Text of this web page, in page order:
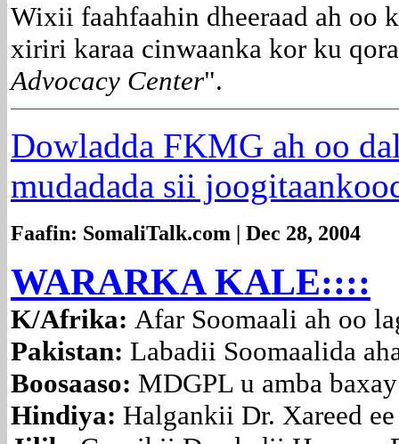
Wixii faahfaahin dheeraad ah oo
xiriri karaa cinwaanka kor ku
Advocacy Center".
Dowladda FKMG ah oo
mudadada sii
Faafin: SomaliTalk.com | Dec 28, 2004
WARARKA KALE::::
K/Afrika: Afar Soomaali ah oo
Pakistan: Labadii Soomaalida
Boosaaso: MDGPL u amba
Hindiya: Halgankii Dr. Xareed ee